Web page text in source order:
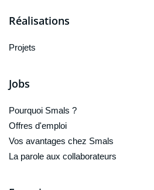
Réalisations
Projets
Jobs
Pourquoi Smals ?
Offres d'emploi
Vos avantages chez Smals
La parole aux collaborateurs